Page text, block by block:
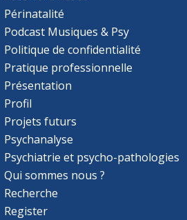
Périnatalité
Podcast Musiques & Psy
Politique de confidentialité
Pratique professionnelle
Présentation
Profil
Projets futurs
Psychanalyse
Psychiatrie et psycho-pathologies
Qui sommes nous ?
Recherche
Register